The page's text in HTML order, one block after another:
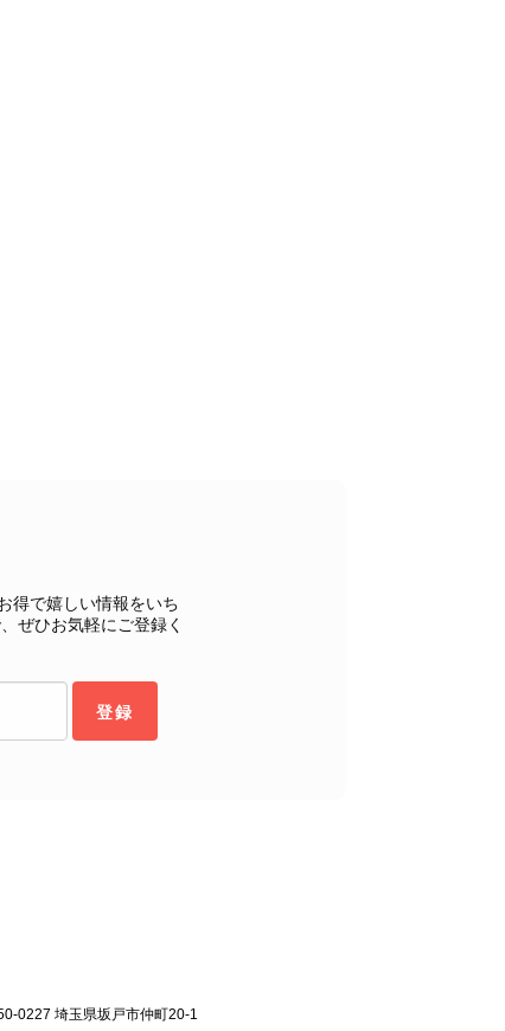
摯に受け止め、検品方法と状態の伝え方を改めて見直
が有りましたら宜しくお願い致します。
得で嬉しい情報をいち
ぜひお気軽にご登録く
登録
0227 埼玉県坂戸市仲町20-1